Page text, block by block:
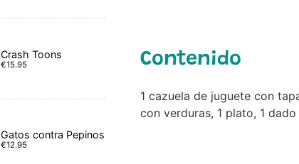
Crash Toons
€15.95
Gatos contra Pepinos
€12.95
Contenido
1 cazuela de juguete con
con verduras, 1 plato, 1